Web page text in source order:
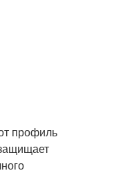
профиль